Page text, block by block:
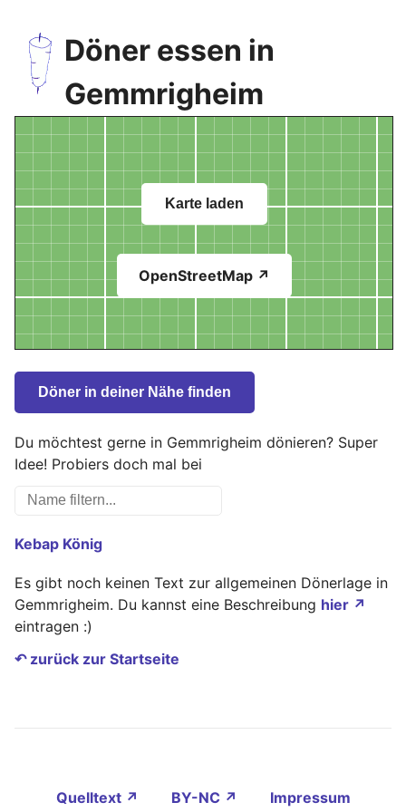
Döner essen in
Gemmrigheim
Karte laden
OpenStreetMap ↗
Döner in deiner Nähe finden
Du möchtest gerne in Gemmrigheim dönieren? Super
Idee! Probiers doch mal bei
Kebap König
Es gibt noch keinen Text zur allgemeinen Dönerlage in
Gemmrigheim. Du kannst eine Beschreibung hier ↗
eintragen :)
↶ zurück zur Startseite
Quelltext ↗ BY-NC ↗
Impressum